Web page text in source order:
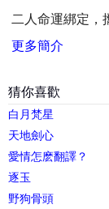
二人命運綁定，
更多簡介
猜你喜歡
白月梵星
天地劍心
愛情怎麽翻譯？
逐玉
野狗骨頭